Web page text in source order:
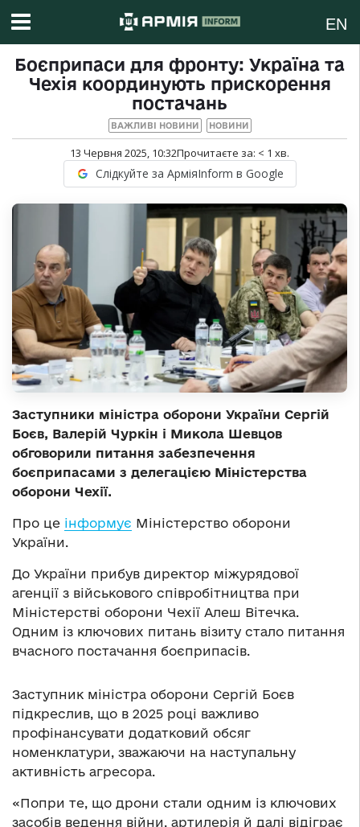
EN
Боєприпаси для фронту: Україна та
Чехія координують прискорення
постачань
ВАЖЛИВІ НОВИНИ НОВИНИ
13 Червня 2025, 10:32Прочитаєте за: < 1 хв.
Слідкуйте за АрміяInform в Google
Заступники міністра оборони України Сергій
Боєв, Валерій Чуркін і Микола Шевцов
обговорили питання забезпечення
боєприпасами з делегацією Міністерства
оборони Чехії.
Про це інформує Міністерство оборони
України.
До України прибув директор міжурядової
агенції з військового співробітництва при
Міністерстві оборони Чехії Алеш Вітечка.
Одним із ключових питань візиту стало питання
вчасного постачання боєприпасів.
Заступник міністра оборони Сергій Боєв
підкреслив, що в 2025 році важливо
профінансувати додатковий обсяг
номенклатури, зважаючи на наступальну
активність агресора.
«Попри те, що дрони стали одним із ключових
засобів ведення війни, артилерія й далі відіграє